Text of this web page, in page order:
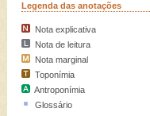
Legenda das anotações
Nota explicativa
Nota de leitura
Nota marginal
Toponímia
Antroponímia
Glossário